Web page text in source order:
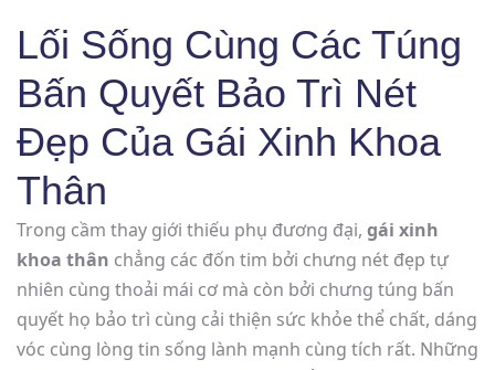
Lối Sống Cùng Các Túng
Bấn Quyết Bảo Trì Nét
Đẹp Của Gái Xinh Khoa
Thân
Trong cầm thay giới thiếu phụ đương đại, gái xinh
khoa thân chẳng các đốn tim bởi chưng nét đẹp tự
nhiên cùng thoải mái cơ mà còn bởi chưng túng bấn
quyết họ bảo trì cùng cải thiện sức khỏe thể chất, dáng
vóc cùng lòng tin sống lành mạnh cùng tích rất. Những